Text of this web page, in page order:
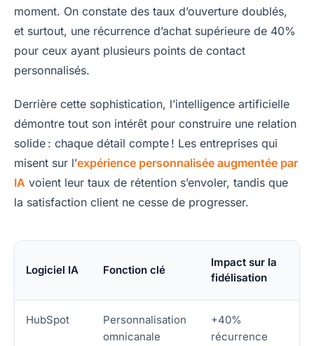
moment. On constate des taux d’ouverture doublés,
et surtout, une récurrence d’achat supérieure de 40%
pour ceux ayant plusieurs points de contact
personnalisés.
Derrière cette sophistication, l’intelligence artificielle
démontre tout son intérêt pour construire une relation
solide : chaque détail compte ! Les entreprises qui
misent sur l’expérience personnalisée augmentée par
IA voient leur taux de rétention s’envoler, tandis que
la satisfaction client ne cesse de progresser.
Logiciel IA Fonction clé
Impact sur la
fidélisation
HubSpot
Personnalisation
omnicanale
+40%
récurrence